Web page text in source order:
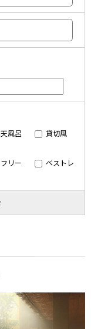
風呂
貸切風
リー
ベストレ